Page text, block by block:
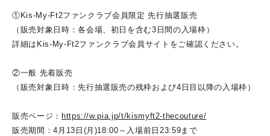
①Kis-My-Ft2ファンクラブ会員限定 先行抽選販売
（販売対象日時：各会場、初日を含む3日間の入場枠）
詳細はKis-My-Ft2ファンクラブ会員サイトをご確認ください。
②一般 先着販売
（販売対象日時：先行抽選販売の残枠および4日目以降の入場枠）
販売ページ： https://w.pia.jp/t/kismyft2-thecouture/
販売期間：4月13日(月)18:00～入場前日23:59まで